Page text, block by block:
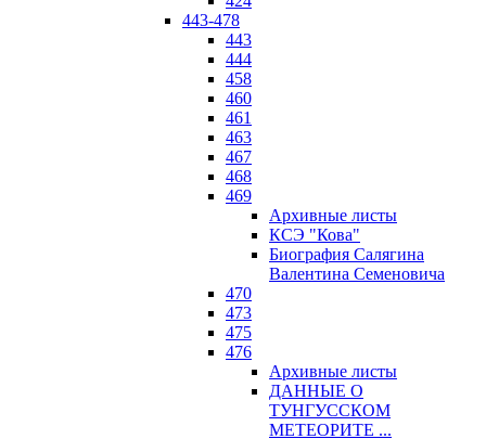
443-478
443
444
458
460
461
463
467
468
469
Архивные листы
КСЭ "Кова"
Биография Салягина
Валентина Семеновича
470
473
475
476
Архивные листы
ДАННЫЕ О
ТУНГУССКОМ
МЕТЕОРИТЕ ...